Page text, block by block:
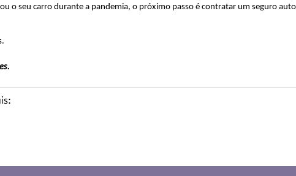
o seu carro durante a pandemia, o próximo passo é contratar um seguro